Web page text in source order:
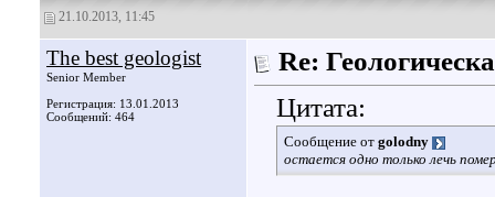
21.10.2013, 11:45
The best geologist
Senior Member
Регистрация: 13.01.2013
Сообщений: 464
Re:
Цитата:
Сообщение от golodny
остается одно только лечь